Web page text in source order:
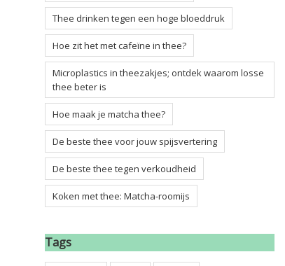
Thee drinken tegen een hoge bloeddruk
Hoe zit het met cafeïne in thee?
Microplastics in theezakjes; ontdek waarom losse
thee beter is
Hoe maak je matcha thee?
De beste thee voor jouw spijsvertering
De beste thee tegen verkoudheid
Koken met thee: Matcha-roomijs
Tags